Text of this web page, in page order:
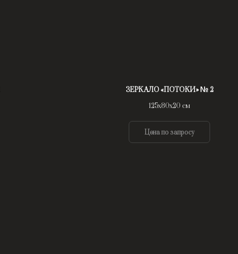
ЗЕРКАЛО «ПОТОКИ» № 2
125х80х20 см
Цена по запросу